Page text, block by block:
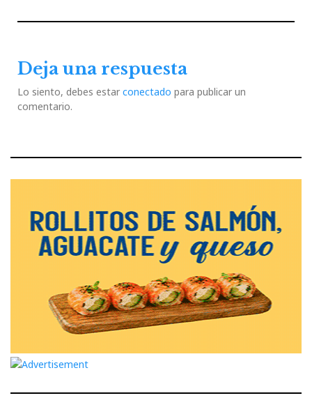
entradas
Deja una respuesta
Lo siento, debes estar conectado para publicar un
comentario.